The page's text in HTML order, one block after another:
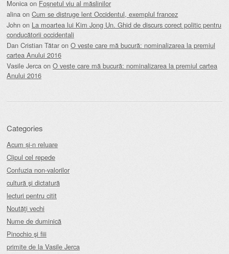
Monica on Foșnetul viu al măslinilor
alina on Cum se distruge lent Occidentul, exemplul francez
John on La moartea lui Kim Jong Un. Ghid de discurs corect politic pentru
conducătorii occidentali
Dan Cristian Tătar on O veste care mă bucură: nominalizarea la premiul
cartea Anului 2016
Vasile Jerca on O veste care mă bucură: nominalizarea la premiul cartea
Anului 2016
Categories
Acum și-n reluare
Clipul cel repede
Confuzia non-valorilor
cultură şi dictatură
lecturi pentru citit
Noutăţi vechi
Nume de duminică
Pinochio şi fiii
primite de la Vasile Jerca